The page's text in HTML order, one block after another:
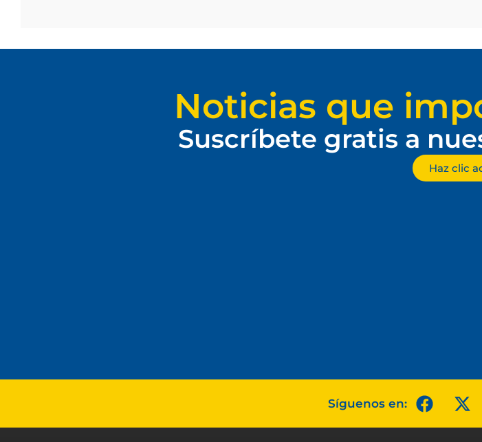
Noticias que
Suscríbete gratis a
Haz clic
Síguenos en: